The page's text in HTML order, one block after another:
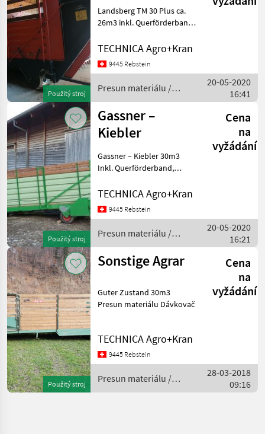
Použitý stroj
Plus
Landsberg TM 30 Plus ca.
26m3 inkl. Querförderband
TECHNICA Agro+Kran
9445 Rebstein
Presun materiálu /
Sonstige
20-05-2020
16:41
Použitý stroj
Gassner –
Kiebler
Cena
na
vyžádání
Gassner – Kiebler 30m3
Inkl. Querförderband,
Presun materiálu Dávkovač
TECHNICA Agro+Kran
9445 Rebstein
Presun materiálu /
Gassner
20-05-2020
16:21
Použitý stroj
Sonstige Agrar
Cena
na
vyžádání
Guter Zustand 30m3
Presun materiálu Dávkovač
TECHNICA Agro+Kran
9445 Rebstein
Presun materiálu /
Sonstige
28-03-2018
09:16